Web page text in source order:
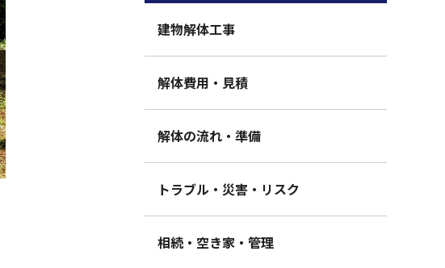
建物解体工事
解体費用・見積
解体の流れ・準備
トラブル・災害・リスク
相続・空き家・管理